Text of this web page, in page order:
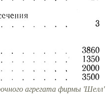
агрегата фирмы 'Шелл'